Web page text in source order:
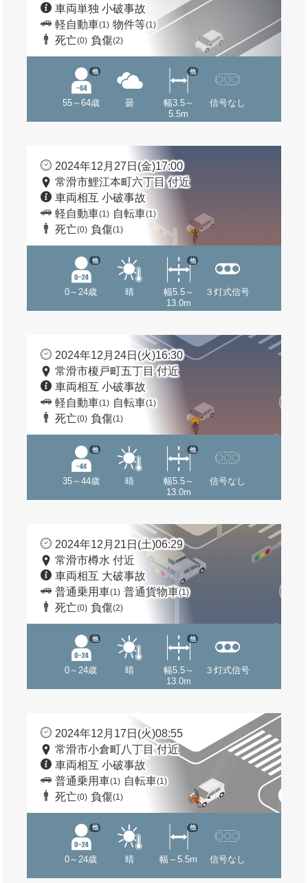
車両単独 小破事故
軽自動車(1) 物件等(1)
死亡(0) 負傷(2)
55～64歳
他
曇
幅3.5～
5.5m
他
信号なし
2024年12月27日(金)17:00
常滑市鯉江本町六丁目 付近
車両相互 小破事故
軽自動車(1) 自転車(1)
死亡(0) 負傷(1)
0～24歳
他
晴
幅5.5～
13.0m
他
３灯式信号
2024年12月24日(火)16:30
常滑市榎戸町五丁目 付近
車両相互 小破事故
軽自動車(1) 自転車(1)
死亡(0) 負傷(1)
35～44歳
他
晴
幅5.5～
13.0m
他
信号なし
2024年12月21日(土)06:29
常滑市樽水 付近
車両相互 大破事故
普通乗用車(1) 普通貨物車(1)
死亡(0) 負傷(2)
0～24歳
他
晴
幅5.5～
13.0m
他
３灯式信号
2024年12月17日(火)08:55
常滑市小倉町八丁目 付近
車両相互 小破事故
普通乗用車(1) 自転車(1)
死亡(0) 負傷(1)
0～24歳
他
晴 幅～5.5m
他
信号なし